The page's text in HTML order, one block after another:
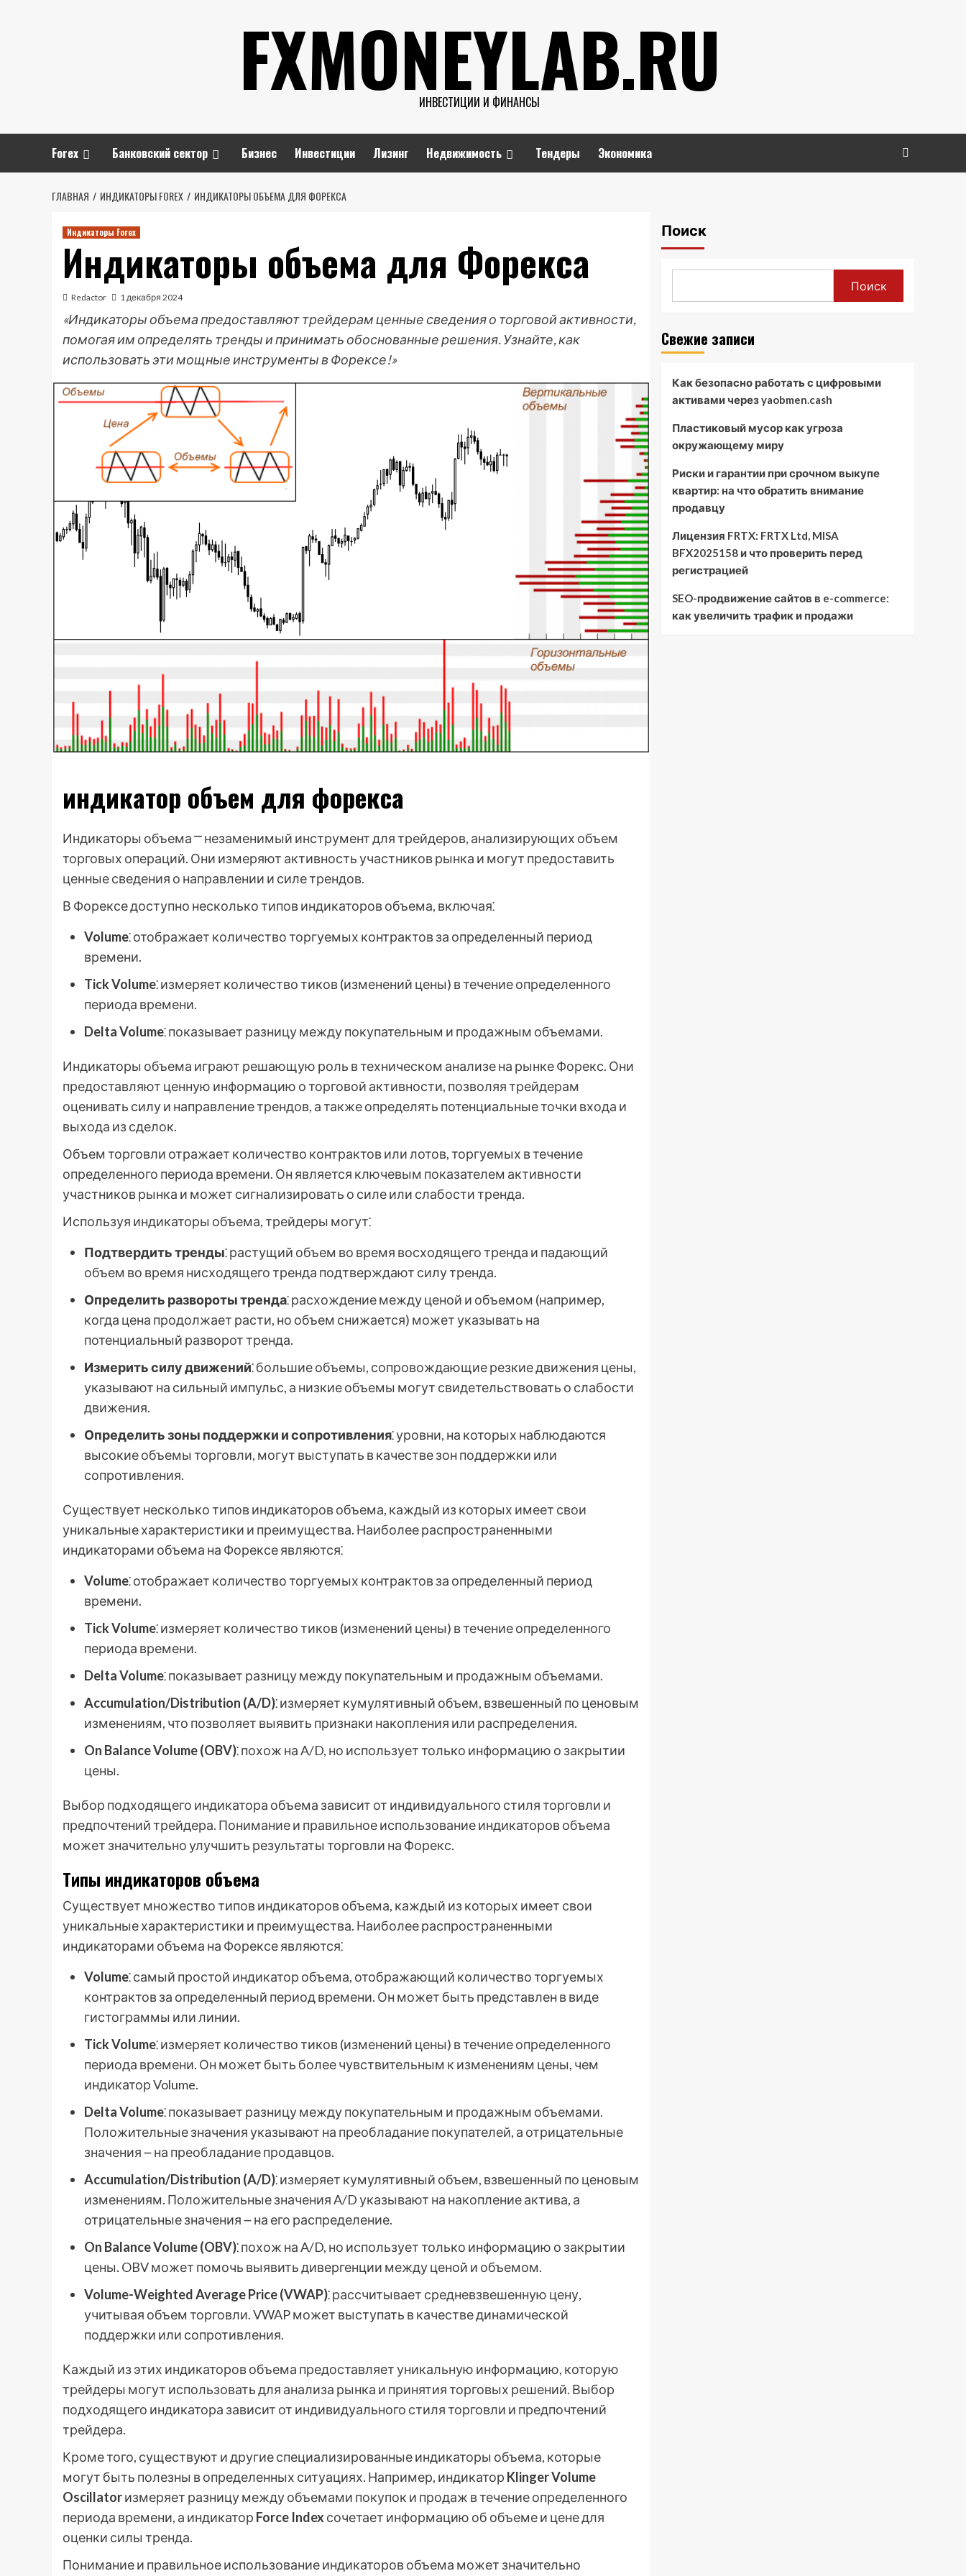
FXMONEYLAB.RU
ИНВЕСТИЦИИ И ФИНАНСЫ
Forex Банковский сектор Бизнес Инвестиции Лизинг Недвижимость Тендеры Экономика
ГЛАВНАЯ ИНДИКАТОРЫ FOREX ИНДИКАТОРЫ ОБЪЕМА ДЛЯ ФОРЕКСА
Индикаторы Forex
Индикаторы объема для Форекса
Redactor 1 декабря 2024
«Индикаторы объема предоставляют трейдерам ценные сведения о торговой активности,
помогая им определять тренды и принимать обоснованные решения. Узнайте, как
использовать эти мощные инструменты в Форексе!»
индикатор объем для форекса
Индикаторы объема ⎻ незаменимый инструмент для трейдеров, анализирующих объем
торговых операций. Они измеряют активность участников рынка и могут предоставить
ценные сведения о направлении и силе трендов.
В Форексе доступно несколько типов индикаторов объема, включая⁚
Volume⁚ отображает количество торгуемых контрактов за определенный период
времени.
Tick Volume⁚ измеряет количество тиков (изменений цены) в течение определенного
периода времени.
Delta Volume⁚ показывает разницу между покупательным и продажным объемами.
Индикаторы объема играют решающую роль в техническом анализе на рынке Форекс. Они
предоставляют ценную информацию о торговой активности, позволяя трейдерам
оценивать силу и направление трендов, а также определять потенциальные точки входа и
выхода из сделок.
Объем торговли отражает количество контрактов или лотов, торгуемых в течение
определенного периода времени. Он является ключевым показателем активности
участников рынка и может сигнализировать о силе или слабости тренда.
Используя индикаторы объема, трейдеры могут⁚
Подтвердить тренды⁚ растущий объем во время восходящего тренда и падающий
объем во время нисходящего тренда подтверждают силу тренда.
Определить развороты тренда⁚ расхождение между ценой и объемом (например,
когда цена продолжает расти, но объем снижается) может указывать на
потенциальный разворот тренда.
Измерить силу движений⁚ большие объемы, сопровождающие резкие движения цены,
указывают на сильный импульс, а низкие объемы могут свидетельствовать о слабости
движения.
Определить зоны поддержки и сопротивления⁚ уровни, на которых наблюдаются
высокие объемы торговли, могут выступать в качестве зон поддержки или
сопротивления.
Существует несколько типов индикаторов объема, каждый из которых имеет свои
уникальные характеристики и преимущества. Наиболее распространенными
индикаторами объема на Форексе являются⁚
Volume⁚ отображает количество торгуемых контрактов за определенный период
времени.
Tick Volume⁚ измеряет количество тиков (изменений цены) в течение определенного
периода времени.
Delta Volume⁚ показывает разницу между покупательным и продажным объемами.
Accumulation/Distribution (A/D)⁚ измеряет кумулятивный объем, взвешенный по ценовым
изменениям, что позволяет выявить признаки накопления или распределения.
On Balance Volume (OBV)⁚ похож на A/D, но использует только информацию о закрытии
цены.
Выбор подходящего индикатора объема зависит от индивидуального стиля торговли и
предпочтений трейдера. Понимание и правильное использование индикаторов объема
может значительно улучшить результаты торговли на Форекс.
Типы индикаторов объема
Существует множество типов индикаторов объема, каждый из которых имеет свои
уникальные характеристики и преимущества. Наиболее распространенными
индикаторами объема на Форексе являются⁚
Volume⁚ самый простой индикатор объема, отображающий количество торгуемых
контрактов за определенный период времени. Он может быть представлен в виде
гистограммы или линии.
Tick Volume⁚ измеряет количество тиков (изменений цены) в течение определенного
периода времени. Он может быть более чувствительным к изменениям цены, чем
индикатор Volume.
Delta Volume⁚ показывает разницу между покупательным и продажным объемами.
Положительные значения указывают на преобладание покупателей, а отрицательные
значения ౼ на преобладание продавцов.
Accumulation/Distribution (A/D)⁚ измеряет кумулятивный объем, взвешенный по ценовым
изменениям. Положительные значения A/D указывают на накопление актива, а
отрицательные значения ౼ на его распределение.
On Balance Volume (OBV)⁚ похож на A/D, но использует только информацию о закрытии
цены. OBV может помочь выявить дивергенции между ценой и объемом.
Volume-Weighted Average Price (VWAP)⁚ рассчитывает средневзвешенную цену,
учитывая объем торговли. VWAP может выступать в качестве динамической
поддержки или сопротивления.
Каждый из этих индикаторов объема предоставляет уникальную информацию, которую
трейдеры могут использовать для анализа рынка и принятия торговых решений. Выбор
подходящего индикатора зависит от индивидуального стиля торговли и предпочтений
трейдера.
Кроме того, существуют и другие специализированные индикаторы объема, которые
могут быть полезны в определенных ситуациях. Например, индикатор Klinger Volume
Oscillatorизмеряет разницу между объемами покупок и продаж в течение определенного
периода времени, а индикатор Force Index сочетает информацию об объеме и цене для
оценки силы тренда.
Понимание и правильное использование индикаторов объема может значительно
Поиск
Поиск
Свежие записи
Как безопасно работать с цифровыми
активами через yaobmen.cash
Пластиковый мусор как угроза
окружающему миру
Риски и гарантии при срочном выкупе
квартир: на что обратить внимание
продавцу
Лицензия FRTX: FRTX Ltd, MISA
BFX2025158 и что проверить перед
регистрацией
SEO-продвижение сайтов в e-commerce:
как увеличить трафик и продажи